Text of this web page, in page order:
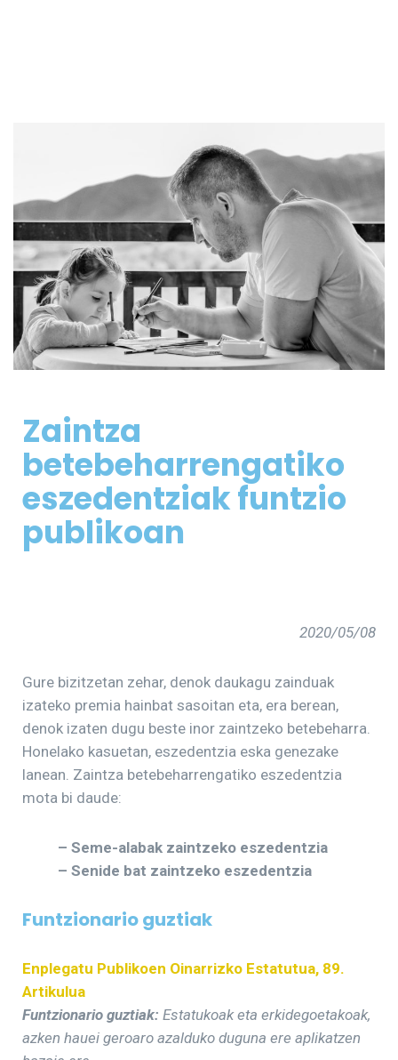
Zaintza
betebeharrengatiko
eszedentziak funtzio
publikoan
2020/05/08
Gure bizitzetan zehar, denok daukagu zainduak
izateko premia hainbat sasoitan eta, era berean,
denok izaten dugu beste inor zaintzeko betebeharra.
Honelako kasuetan, eszedentzia eska genezake
lanean. Zaintza betebeharrengatiko eszedentzia
mota bi daude:
– Seme-alabak zaintzeko eszedentzia
– Senide bat zaintzeko eszedentzia
Funtzionario guztiak
Enplegatu Publikoen Oinarrizko Estatutua, 89.
Artikulua
Funtzionario guztiak: Estatukoak eta erkidegoetakoak,
azken hauei geroaro azalduko duguna ere aplikatzen